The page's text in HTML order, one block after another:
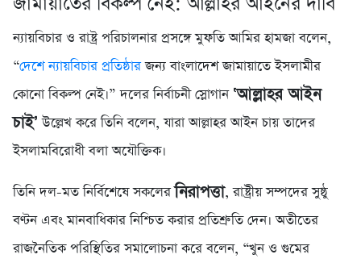
ন্যায়বিচার ও রাষ্ট্র পরিচালনার প্রসঙ্গে মুফতি আমির হামজা বলেন,
“দেশে ন্যায়বিচার প্রতিষ্ঠারজন্য বাংলাদেশ জামায়াতে ইসলামীর
কোনো বিকল্প নেই।” দলের নির্বাচনী স্লোগান ‘আল্লাহর আইন
চাই’ উল্লেখ করে তিনি বলেন, যারা আল্লাহর আইন চায় তাদের
ইসলামবিরোধী বলা অযৌক্তিক।
তিনি দল-মত নির্বিশেষে সকলেরনিরাপত্তা, রাষ্ট্রীয় সম্পদের সুষ্ঠু
বণ্টন এবং মানবাধিকার নিশ্চিত করার প্রতিশ্রুতি দেন। অতীতের
রাজনৈতিক পরিস্থিতির সমালোচনা করে বলেন, “খুন ও গুমের